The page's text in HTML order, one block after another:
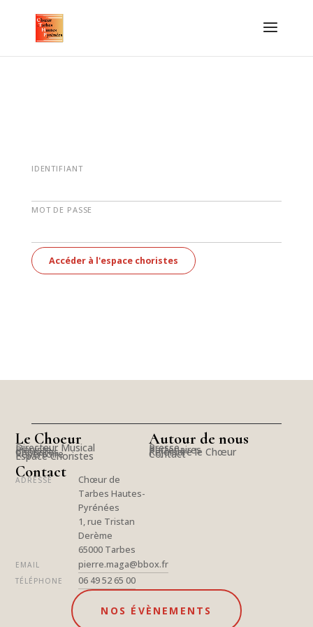
IDENTIFIANT
MOT DE PASSE
Accéder à l'espace choristes
Le Choeur
Directeur Musical
Pianiste
Choristes
Répertoire
Espace Choristes
Autour de nous
Presse
Partenaires
Rejoindre le Chœur
Contact
Contact
ADRESSE
Chœur de
Tarbes Hautes-
Pyrénées
1, rue Tristan
Derème
65000 Tarbes
EMAIL pierre.maga@bbox.fr
TÉLÉPHONE 06 49 52 65 00
NOS ÉVÈNEMENTS